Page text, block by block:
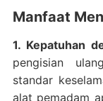
Manfaat
1. Kepatuhan
pengisian
standar
alat pemadam